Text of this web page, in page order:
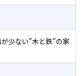
少ない”木と鉄”の家